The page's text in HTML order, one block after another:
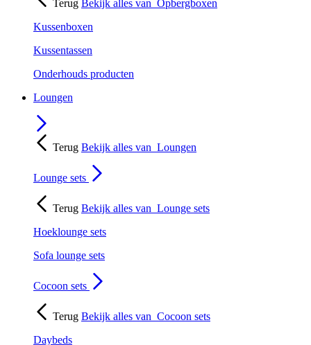
Terug Bekijk alles van Opbergboxen
Kussenboxen
Kussentassen
Onderhouds producten
Loungen
Terug Bekijk alles van Loungen
Lounge sets
Terug Bekijk alles van Lounge sets
Hoeklounge sets
Sofa lounge sets
Cocoon sets
Terug Bekijk alles van Cocoon sets
Daybeds